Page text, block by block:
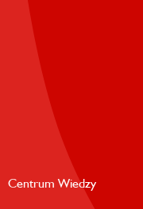
Centrum Wiedzy